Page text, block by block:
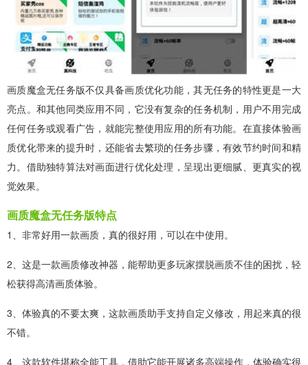
画质魔盒无任务版不仅具备画质优化功能，其无任务的特性更是一大
亮点。和其他同类应用不同，它没有复杂的任务机制，用户不用完成
任何任务或观看广告，就能完整使用应用的所有功能。在直接体验画
质优化带来的提升时，还能省去繁琐的任务步骤，有效节约时间和精
力。借助独特算法对画面进行优化处理，呈现出更细腻、更真实的视
觉效果。
画质魔盒无任务版特点
1、非常好用一款画质，真的很好用，可以在中使用。
2、这是一款画质修改神器，能帮助更多玩家摆脱画质不佳的困扰，轻
松获得高清画质体验。
3、体验真的不要太爽，这款画质助手支持自定义修改，用起来真的很
不错。
4、这款软件堪称全能工具，借助它能开展诸多高端操作，体验确实很